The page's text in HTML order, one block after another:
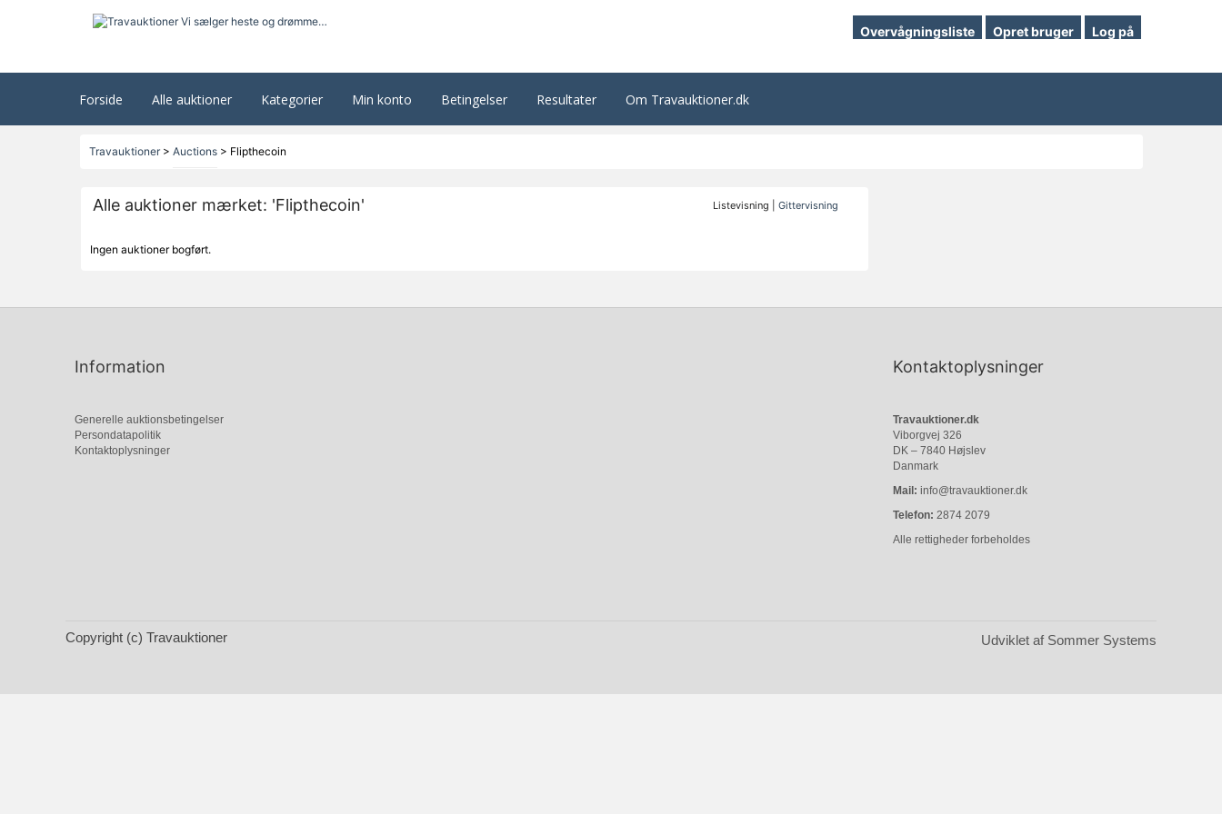
Overvågningsliste Opret bruger Log på
Forside Alle auktioner Kategorier Min konto Betingelser Resultater Om Travauktioner.dk
Travauktioner> Auctions> Flipthecoin
Alle auktioner mærket: 'Flipthecoin' Listevisning |Gittervisning
Ingen auktioner bogført.
Information
Generelle auktionsbetingelser
Persondatapolitik
Kontaktoplysninger
Kontaktoplysninger
Travauktioner.dk
Viborgvej 326
DK – 7840 Højslev
Danmark
Mail: info@travauktioner.dk
Telefon: 2874 2079
Alle rettigheder forbeholdes
Copyright (c) Travauktioner Udviklet af Sommer Systems